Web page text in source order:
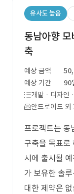
유사도 높음
동남아향
축
예상 금액
예상 기간
90
개발 · 디자인
안드로이드 외
프로젝트는 동
구축을 목표
시에 출시될
가 보유한 솔
대한 제약은